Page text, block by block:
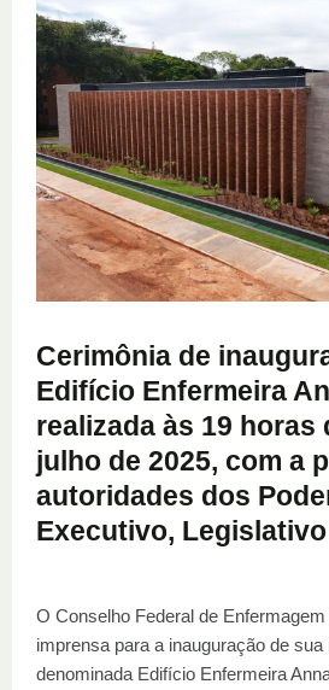
Cerimônia de
Edifício Enfermeira
realizada às 19 horas
julho de 2025, com a
autoridades dos
Executivo,
O Conselho Federal de
imprensa para a inauguração de sua
denominada Edifício Enfermeira